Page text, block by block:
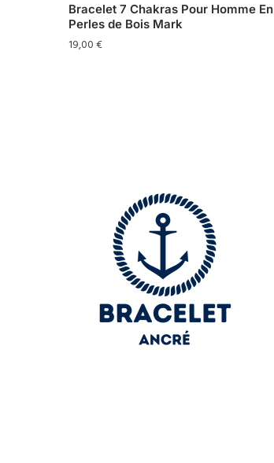
Bracelet 7 Chakras Pour Homme En
Perles de Bois Mark
19,00€